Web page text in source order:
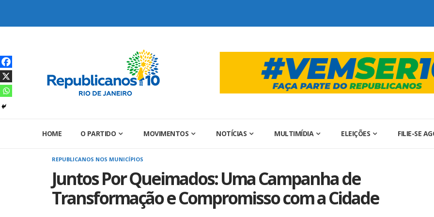
HOME O PARTIDO MOVIMENTOS NOTÍCIAS MULTIMÍDIA ELEIÇÕES FILIE-SE
REPUBLICANOS NOS MUNICÍPIOS
Juntos Por Queimados: Uma Campanha de
Transformação e Compromisso com a Cidade